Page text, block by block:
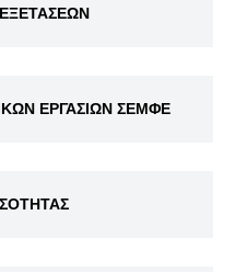
ΕΡΓΑΣΙΩΝ ΣΕΜΦΕ